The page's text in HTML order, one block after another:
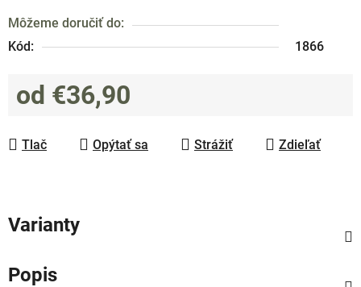
Môžeme doručiť do:
Kód:
1866
od €36,90
Tlač
Opýtať sa Strážiť Zdieľať
Varianty
Popis